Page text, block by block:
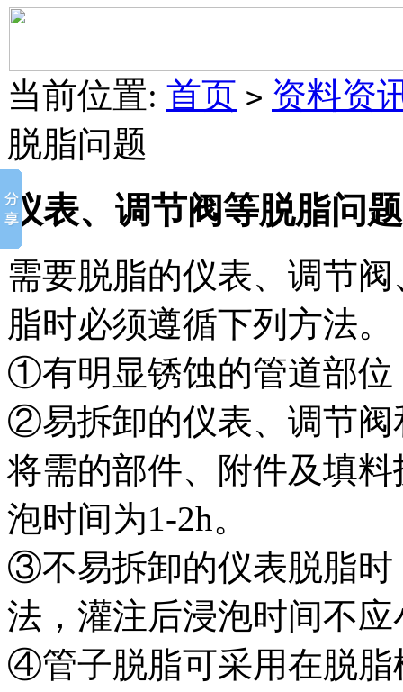
当前位置: 首页 > 资料资
脱脂问题
仪表、调节阀等脱脂问题
需要脱脂的仪表、调节
脂时必须遵循下列方法。
①有明显锈蚀的管道部位
②易拆卸的仪表、调节阀
将需的部件、附件及填
泡时间为1-2h。
③不易拆卸的仪表脱脂时
法，灌注后浸泡时间不应
④管子脱脂可采用在脱脂